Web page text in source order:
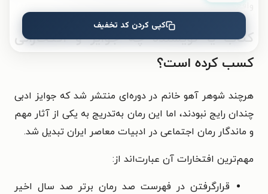
واقع‌گرایی موجود در اثر علی‌محمد افغانی است.
کتاب یا نویسنده چه جوایز و افتخاراتی
کسب کرده است؟
هرچند شوهر آهو خانم در دوره‌ای منتشر شد که جوایز ادبی
چندان رایج نبودند، اما این رمان به‌تدریج به یکی از آثار مهم
و ماندگار رمان اجتماعی در ادبیات معاصر ایران تبدیل شد.
مهم‌ترین افتخارات آن عبارت‌اند از:
قرارگرفتن در فهرست صد رمان برتر صد سال اخیر
کپی کردن کد تخفیف